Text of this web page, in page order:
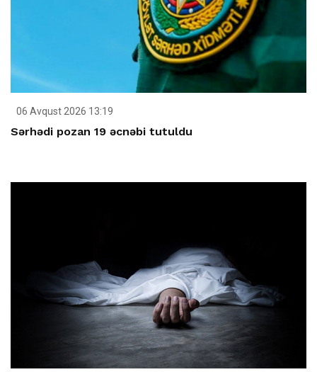
06 Avqust 2026 13:19
Sərhədi pozan 19 əcnəbi tutuldu